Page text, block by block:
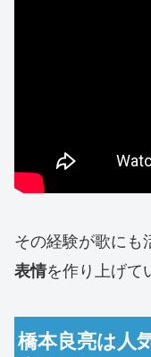
その経験が歌にも
表情を作り上げて
橋本良亮は人